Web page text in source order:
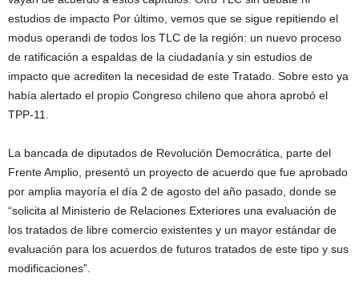
estudios de impacto Por último, vemos que se sigue repitiendo el
modus operandi de todos los TLC de la región: un nuevo proceso
de ratificación a espaldas de la ciudadanía y sin estudios de
impacto que acrediten la necesidad de este Tratado. Sobre esto ya
había alertado el propio Congreso chileno que ahora aprobó el
TPP-11.
La bancada de diputados de Revolución Democrática, parte del
Frente Amplio, presentó un proyecto de acuerdo que fue aprobado
por amplia mayoría el día 2 de agosto del año pasado, donde se
“solicita al Ministerio de Relaciones Exteriores una evaluación de
los tratados de libre comercio existentes y un mayor estándar de
evaluación para los acuerdos de futuros tratados de este tipo y sus
modificaciones”.